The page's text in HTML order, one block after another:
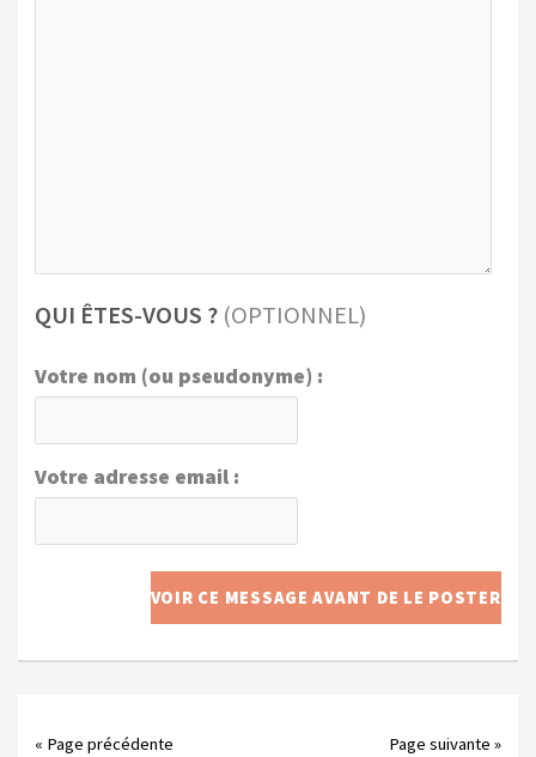
QUI ÊTES-VOUS ? (OPTIONNEL)
Votre nom (ou pseudonyme) :
Votre adresse email :
« Page précédente
Page suivante »